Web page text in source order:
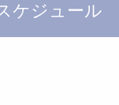
ケジュール